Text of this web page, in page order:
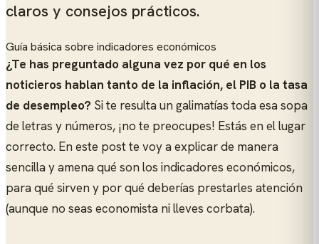
claros y consejos prácticos.
Guía básica sobre indicadores económicos
¿Te has preguntado alguna vez por qué en los
noticieros hablan tanto de la inflación, el PIB o la tasa
de desempleo? Si te resulta un galimatías toda esa sopa
de letras y números, ¡no te preocupes! Estás en el lugar
correcto. En este post te voy a explicar de manera
sencilla y amena qué son los indicadores económicos,
para qué sirven y por qué deberías prestarles atención
(aunque no seas economista ni lleves corbata).